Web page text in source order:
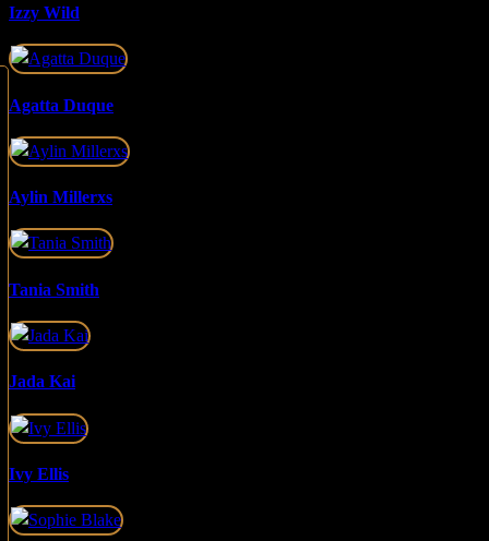
Izzy Wild
Agatta Duque
Aylin Millerxs
Tania Smith
Jada Kai
Ivy Ellis